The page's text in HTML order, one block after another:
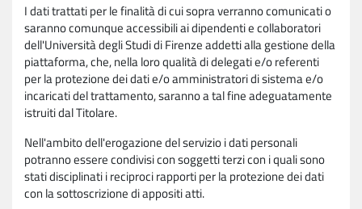
I dati trattati per le finalità di cui sopra verranno comunicati o
saranno comunque accessibili ai dipendenti e collaboratori
dell'Università degli Studi di Firenze addetti alla gestione della
piattaforma, che, nella loro qualità di delegati e/o referenti
per la protezione dei dati e/o amministratori di sistema e/o
incaricati del trattamento, saranno a tal fine adeguatamente
istruiti dal Titolare.
Nell'ambito dell'erogazione del servizio i dati personali
potranno essere condivisi con soggetti terzi con i quali sono
stati disciplinati i reciproci rapporti per la protezione dei dati
con la sottoscrizione di appositi atti.